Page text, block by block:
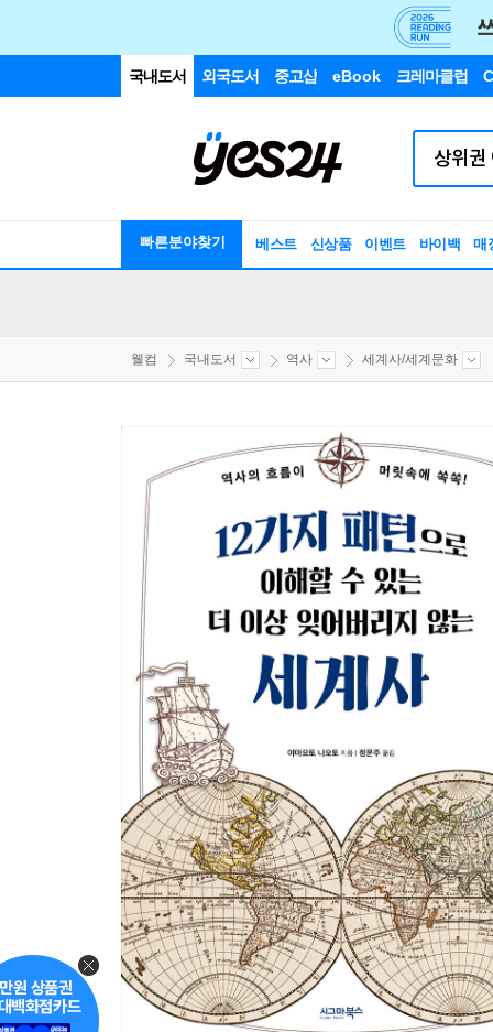
국내도서 외국도서 중고샵 eBook 크레마클럽
빠른분야찾기 베스트 신상품 이벤트 바이백 매
웰컴 국내도서 역사 세계사/세계문화